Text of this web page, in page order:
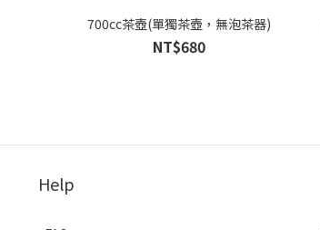
700cc茶壺(單獨茶壺，無泡茶器)
NT$680
Help